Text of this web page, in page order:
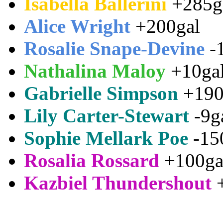
Alice Wright +200gal
Rosalie Snape-Devine -
Nathalina Maloy
Gabrielle Simpson
Lily Carter-Stewart -
Sophie Mellark Poe -
Rosalia Rossard
Kazbiel Thundershout